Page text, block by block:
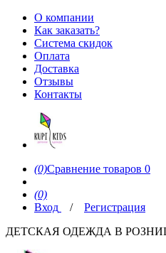
О компании
Как заказать?
Система скидок
Оплата
Доставка
Отзывы
Контакты
(0)Сравнение товаров 0
(0)
Вход
/
Регистрация
ДЕТСКАЯ ОДЕЖДА В